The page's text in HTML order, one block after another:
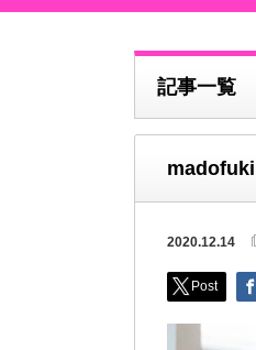
記事一覧
2020.12.14
Post